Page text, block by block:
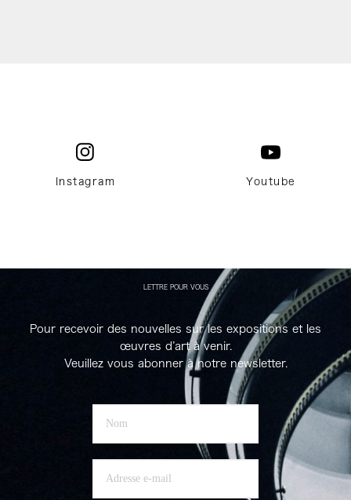
Instagram Youtube
LETTRE POUR VOUS
Pour recevoir des nouvelles sur les expositions et les
œuvres d’art à venir.
Veuillez vous abonner à notre newsletter.